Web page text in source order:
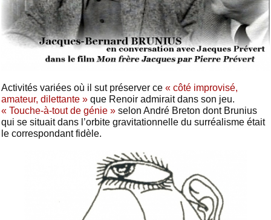
Activités variées où il sut préserver ce « côté improvisé,
amateur, dilettante » que Renoir admirait dans son jeu.
« Touche-à-tout de génie » selon André Breton dont Brunius
qui se situait dans l’orbite gravitationnelle du surréalisme était
le correspondant fidèle.